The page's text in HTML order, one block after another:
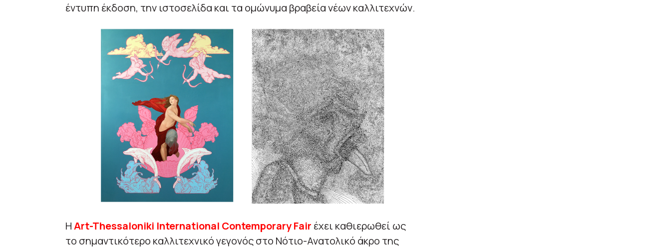
έντυπη έκδοση, την ιστοσελίδα και τα ομώνυμα βραβεία νέων καλλιτεχνών.
ΗArt-Thessaloniki International Contemporary Fair έχει καθιερωθεί ως
το σημαντικότερο καλλιτεχνικό γεγονός στο Νότιο-Ανατολικό άκρο της